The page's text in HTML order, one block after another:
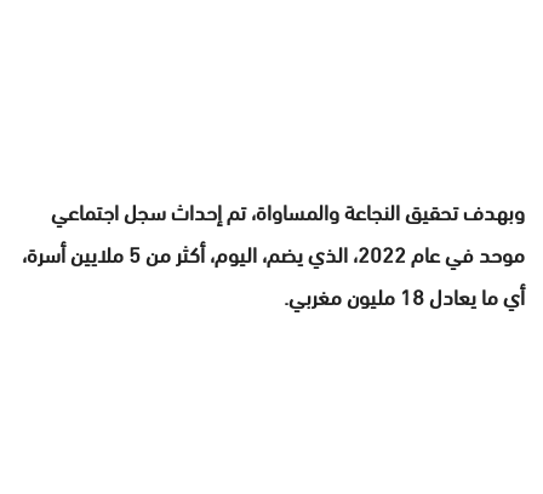
وبهدف تحقيق النجاعة والمساواة، تم إحداث سجل اجتماعي
موحد في عام 2022، الذي يضم، اليوم، أكثر من 5 ملايين أسرة،
أي ما يعادل 18 مليون مغربي.